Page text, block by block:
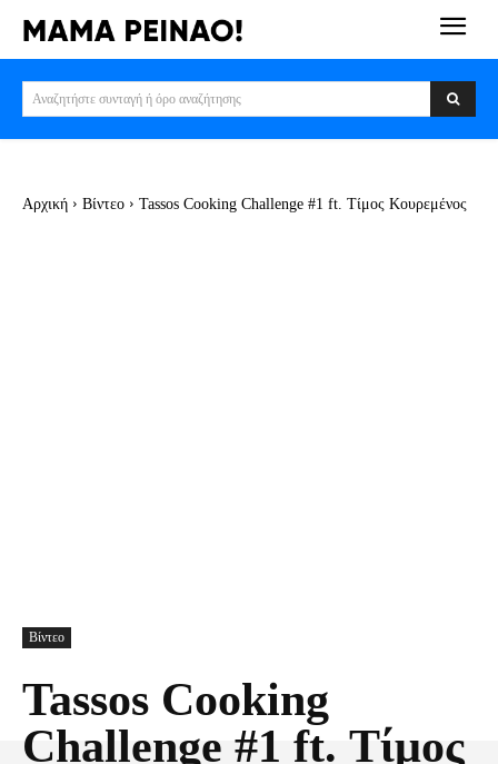
Αναζητήστε συνταγή ή όρο αναζήτησης
Αρχική Βίντεο Tassos Cooking Challenge #1 ft. Τίμος Κουρεμένος
Βίντεο
Tassos Cooking
Challenge #1 ft. Τίμος